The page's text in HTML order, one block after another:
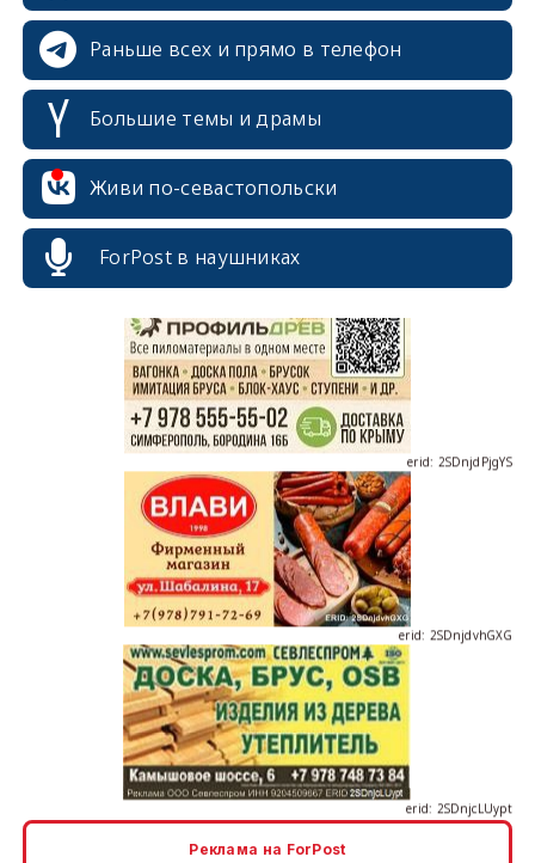
Раньше всех и прямо в телефон
Большие темы и драмы
Живи по-севастопольски
ForPost в наушниках
erid: 2SDnjcrDNw6
erid: 2SDnjdvhGXG
Реклама на ForPost